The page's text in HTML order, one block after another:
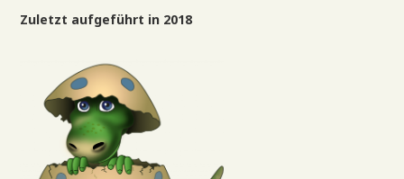
Zuletzt aufgeführt in 2018